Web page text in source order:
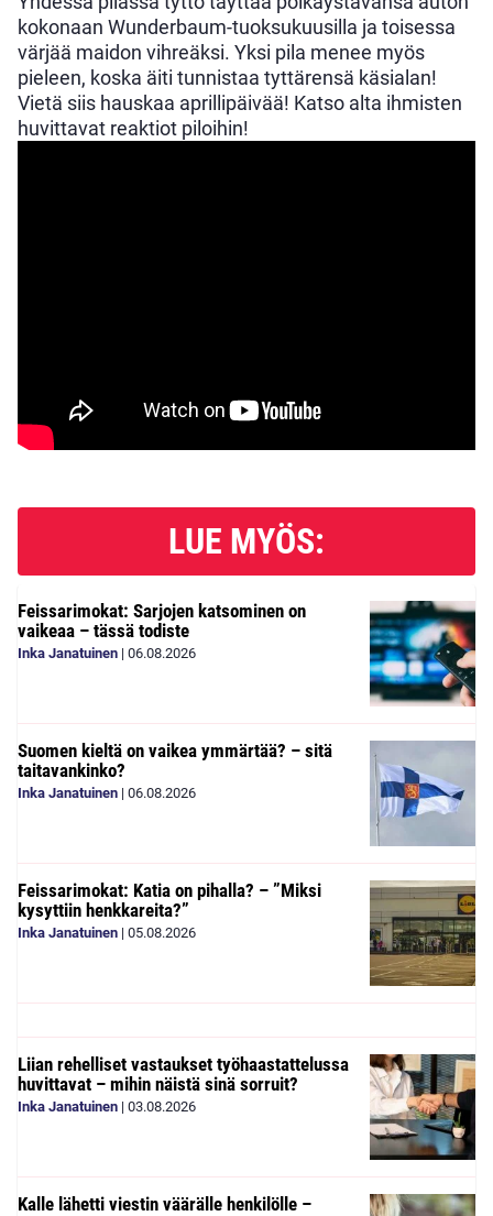
kokonaan Wunderbaum-tuoksukuusilla ja toisessa
värjää maidon vihreäksi. Yksi pila menee myös
pieleen, koska äiti tunnistaa tyttärensä käsialan!
Vietä siis hauskaa aprillipäivää! Katso alta ihmisten
huvittavat reaktiot piloihin!
LUE MYÖS:
Feissarimokat: Sarjojen katsominen on
vaikeaa – tässä todiste
Inka Janatuinen | 06.08.2026
Suomen kieltä on vaikea ymmärtää? – sitä
taitavankinko?
Inka Janatuinen | 06.08.2026
Feissarimokat: Katia on pihalla? – ”Miksi
kysyttiin henkkareita?”
Inka Janatuinen | 05.08.2026
Liian rehelliset vastaukset työhaastattelussa
huvittavat – mihin näistä sinä sorruit?
Inka Janatuinen | 03.08.2026
Kalle lähetti viestin väärälle henkilölle –